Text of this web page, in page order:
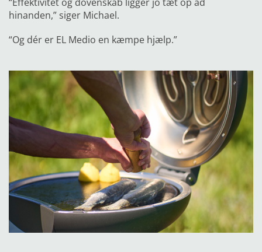
hinanden,” siger Michael.
“Og dér er EL Medio en kæmpe hjælp.”